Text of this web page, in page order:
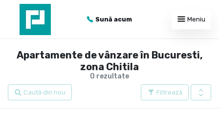
Sună acum Meniu
0 rezultate
Apartamente de vânzare în Bucuresti,
zona Chitila
Filtrează
Caută din nou